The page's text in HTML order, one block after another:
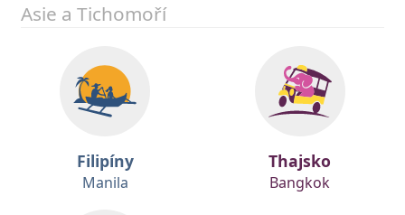
Asie a Tichomoří
Filipíny
Manila
Thajsko
Bangkok